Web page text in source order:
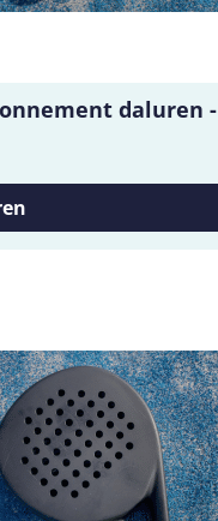
daluren - 52 weken